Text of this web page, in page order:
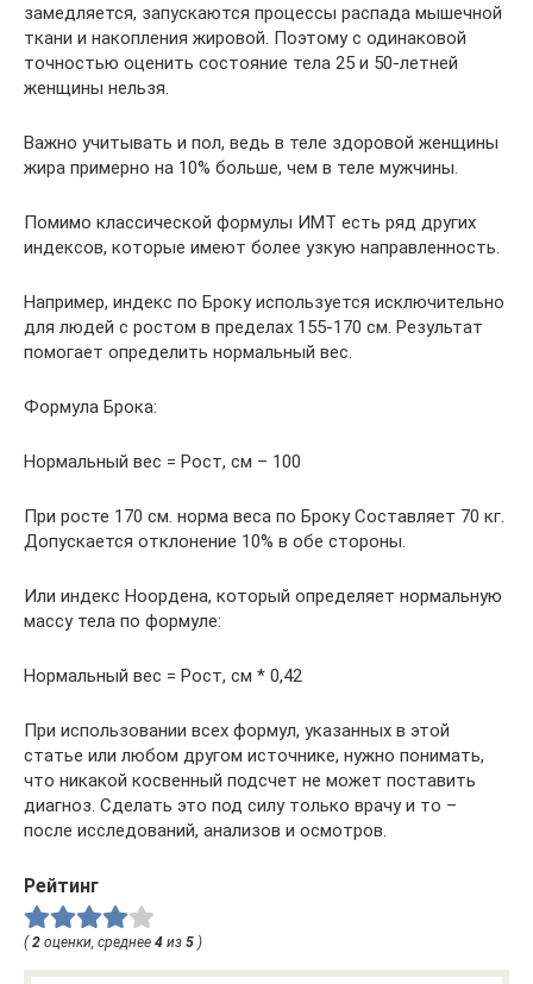
замедляется, запускаются процессы распада мышечной
ткани и накопления жировой. Поэтому с одинаковой
точностью оценить состояние тела 25 и 50-летней
женщины нельзя.
Важно учитывать и пол, ведь в теле здоровой женщины
жира примерно на 10% больше, чем в теле мужчины.
Помимо классической формулы ИМТ есть ряд других
индексов, которые имеют более узкую направленность.
Например, индекс по Броку используется исключительно
для людей с ростом в пределах 155-170 см. Результат
помогает определить нормальный вес.
Формула Брока:
Нормальный вес = Рост, см – 100
При росте 170 см. норма веса по Броку Составляет 70 кг.
Допускается отклонение 10% в обе стороны.
Или индекс Ноордена, который определяет нормальную
массу тела по формуле:
Нормальный вес = Рост, см * 0,42
При использовании всех формул, указанных в этой
статье или любом другом источнике, нужно понимать,
что никакой косвенный подсчет не может поставить
диагноз. Сделать это под силу только врачу и то –
после исследований, анализов и осмотров.
Рейтинг
(2 оценки, среднее 4 из 5 )